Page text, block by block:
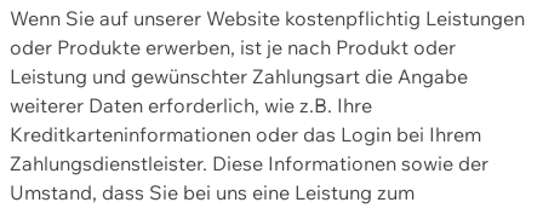
Wenn Sie auf unserer Website kostenpflichtig Leistungen
oder Produkte erwerben, ist je nach Produkt oder
Leistung und gewünschter Zahlungsart die Angabe
weiterer Daten erforderlich, wie z.B. Ihre
Kreditkarteninformationen oder das Login bei Ihrem
Zahlungsdienstleister. Diese Informationen sowie der
Umstand, dass Sie bei uns eine Leistung zum